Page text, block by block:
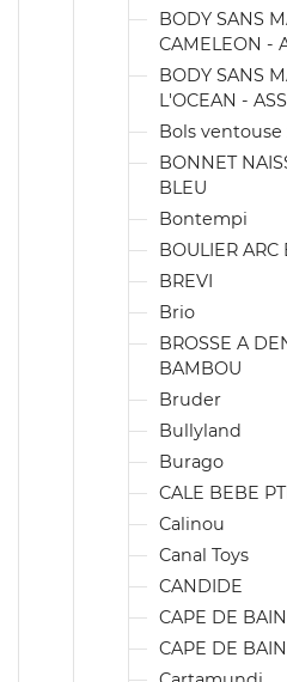
BODY SANS
CAMELEON -
BODY SANS
L'OCEAN -
Bols ventouse
BONNET
BLEU
Bontempi
BOULIER ARC
BREVI
Brio
BROSSE A
BAMBOU
Bruder
Bullyland
Burago
CALE BEBE
Calinou
Canal Toys
CANDIDE
CAPE DE
CAPE DE